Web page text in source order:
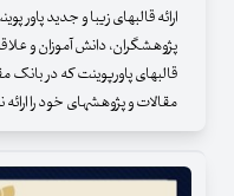
ارائه قالبهای زیبا و جدید پاور
پژوهشگران، دانش آموزان و
قالبهای پاورپوینت که در بانک
مقالات و پژوهشهای خود را ارائه